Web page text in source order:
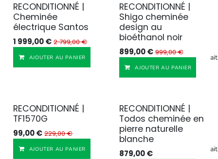
Reconditionné
RECONDITIONNÉ |
Cheminée
électrique Santos
1 999,00€ 2 799,00€
AJOUTER AU PANIER Ajouter à la liste de
Reconditionné
RECONDITIONNÉ |
Shigo cheminée
design au
bioéthanol noir
899,00€ 999,00€
AJOUTER AU PANIER
Reconditionné
RECONDITIONNÉ |
TF1570G
99,00€ 229,00€
AJOUTER AU PANIER Ajouter à la liste de
Reconditionné
RECONDITIONNÉ |
Todos cheminée en
pierre naturelle
blanche
879,00€